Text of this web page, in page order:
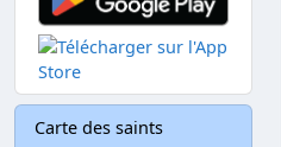
Carte des saints